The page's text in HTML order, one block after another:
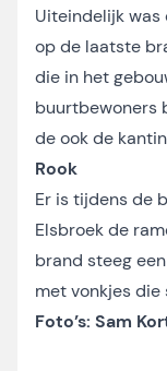
Uiteindelijk
op de laatste
die in het
buurtbewoners
de ook de
Rook
Er is tijdens de
Elsbroek de
brand steeg
met vonkjes die
Foto’s: Sam